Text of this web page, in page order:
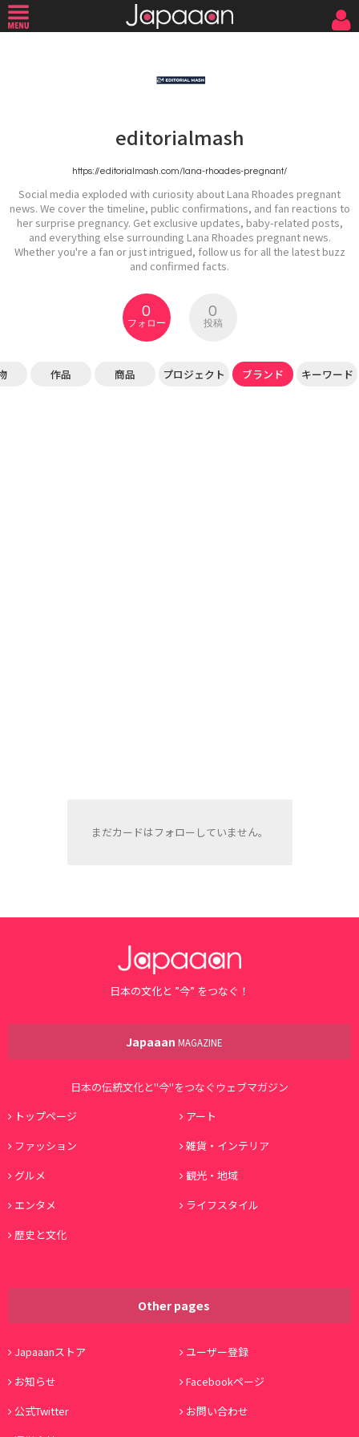
editorialmash
https://editorialmash.com/lana-rhoades-pregnant/
Social media exploded with curiosity about Lana Rhoades pregnant
news. We cover the timeline, public confirmations, and fan reactions to
her surprise pregnancy. Get exclusive updates, baby-related posts,
and everything else surrounding Lana Rhoades pregnant news.
Whether you're a fan or just intrigued, follow us for all the latest buzz
and confirmed facts.
0
フォロー
0
投稿
作品 商品 プロジェクト ブランド キーワード
まだカードはフォローしていません。
日本の文化と ”今” をつなぐ！
Japaaan MAGAZINE
日本の伝統文化と"今"をつなぐウェブマガジン
トップページ
アート
ファッション
雑貨・インテリア
グルメ
観光・地域
エンタメ
ライフスタイル
歴史と文化
Other pages
Japaaanストア
ユーザー登録
お知らせ
Facebookページ
公式Twitter
お問い合わせ